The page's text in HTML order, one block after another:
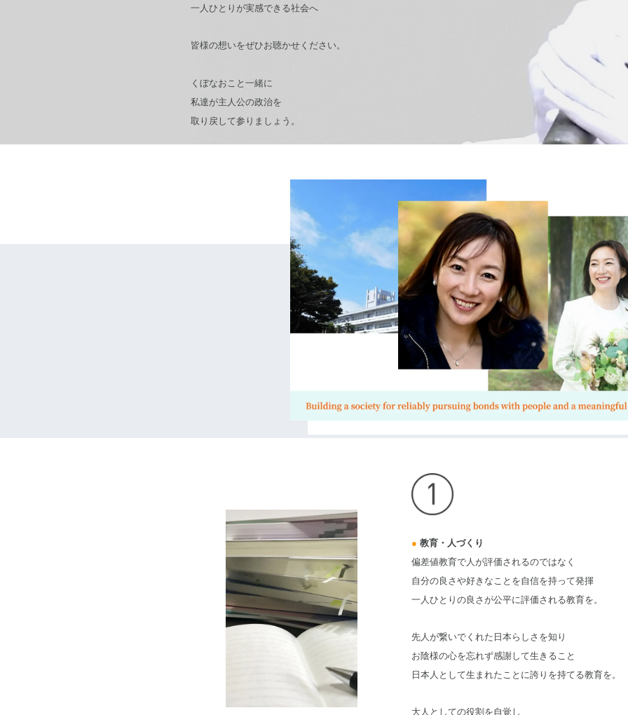
一人ひとりが実感できる社会へ
皆様の想いをぜひお聴かせください。
くぼなおこと一緒に
私達が主人公の政治を
取り戻して参りましょう。
● 教育・人づくり
偏差値教育で人が評価されるのではなく
自分の良さや好きなことを自信を持って発揮
一人ひとりの良さが公平に評価される教育を。
先人が繋いでくれた日本らしさを知り
お陰様の心を忘れず感謝して生きること
日本人として生まれたことに誇りを持てる教育を。
大人としての役割を自覚し